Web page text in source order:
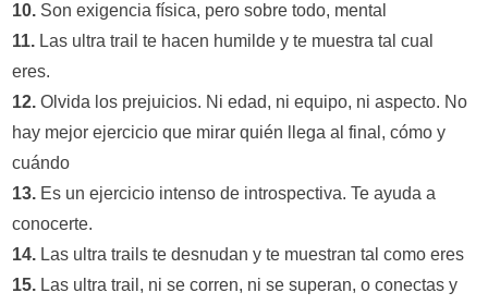
10. Son exigencia física, pero sobre todo, mental
11. Las ultra trail te hacen humilde y te muestra tal cual
eres.
12. Olvida los prejuicios. Ni edad, ni equipo, ni aspecto. No
hay mejor ejercicio que mirar quién llega al final, cómo y
cuándo
13. Es un ejercicio intenso de introspectiva. Te ayuda a
conocerte.
14. Las ultra trails te desnudan y te muestran tal como eres
15. Las ultra trail, ni se corren, ni se superan, o conectas y